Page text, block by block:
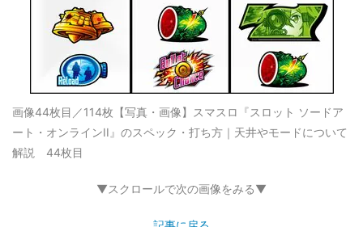
画像44枚目／114枚 【写真・画像】スマスロ『スロット ソードア
ート・オンラインII』のスペック・打ち方｜天井やモードについて
解説 44枚目
▼スクロールで次の画像をみる▼